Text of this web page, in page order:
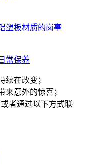
塑板材质的岗亭
常保养
续在改变；
意外的惊喜；
者通过以下方式联